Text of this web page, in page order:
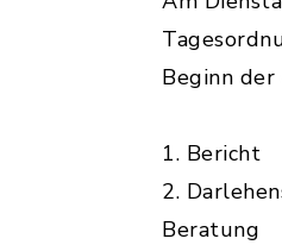
Beginn
1. Bericht
2.
Beratung